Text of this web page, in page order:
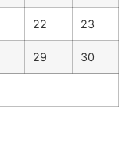
22 23
29 30